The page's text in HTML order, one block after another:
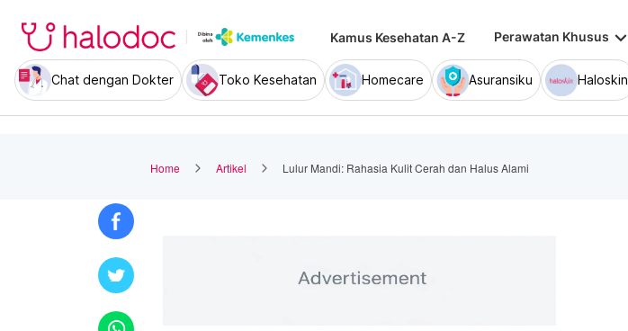
Kamus Kesehatan A-Z Perawatan Khusus keyboard_arrow_down
Chat dengan Dokter Toko Kesehatan Homecare Asuransiku Haloskin
Home Artikel Lulur Mandi: Rahasia Kulit Cerah dan Halus Alami